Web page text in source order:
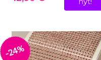
-24%